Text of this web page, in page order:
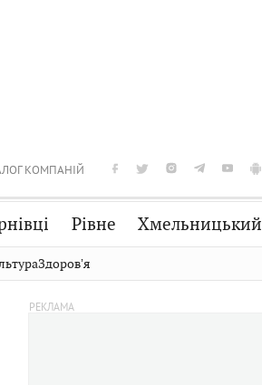
КОМПАНІЙ
Рівне Хмельницький
Словко
Здоровʼя